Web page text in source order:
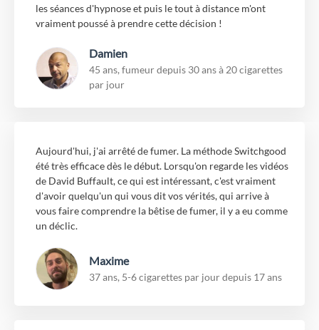
les séances d'hypnose et puis le tout à distance m'ont
vraiment poussé à prendre cette décision !
Damien
45 ans, fumeur depuis 30 ans à 20 cigarettes
par jour
Aujourd'hui, j'ai arrêté de fumer. La méthode Switchgood
été très efficace dès le début. Lorsqu'on regarde les vidéos
de David Buffault, ce qui est intéressant, c'est vraiment
d'avoir quelqu'un qui vous dit vos vérités, qui arrive à
vous faire comprendre la bêtise de fumer, il y a eu comme
un déclic.
Maxime
37 ans, 5-6 cigarettes par jour depuis 17 ans